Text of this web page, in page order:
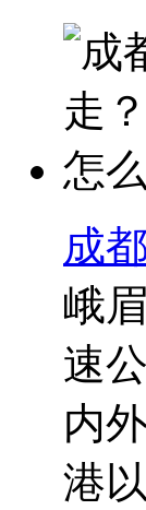
成
峨
速
内
港